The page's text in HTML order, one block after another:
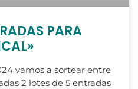
PARA
vamos a sortear entre
2 lotes de 5 entradas